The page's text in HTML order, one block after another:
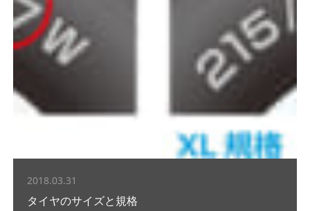
2018.03.31
タイヤのサイズと規格